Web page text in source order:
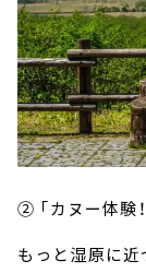
② 「カヌー体験！
もっと湿原に近